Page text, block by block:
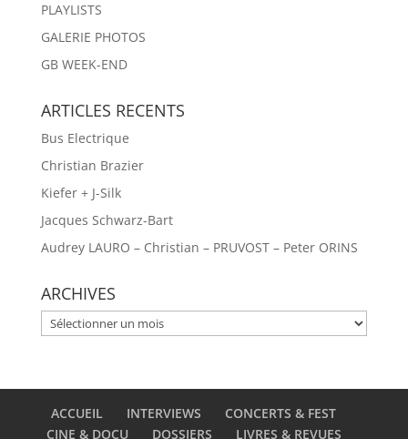
PLAYLISTS
GALERIE PHOTOS
GB WEEK-END
ARTICLES RECENTS
Bus Electrique
Christian Brazier
Kiefer + J-Silk
Jacques Schwarz-Bart
Audrey LAURO – Christian – PRUVOST – Peter ORINS
ARCHIVES
ARCHIVES
ACCUEIL INTERVIEWS
CONCERTS & FEST
CINE & DOCU
DOSSIERS LIVRES & REVUES